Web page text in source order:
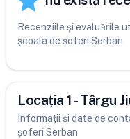
Recenziile și evaluările
școala de șoferi Serban
Locația 1 - Târgu
Informații și date de
șoferi Serban